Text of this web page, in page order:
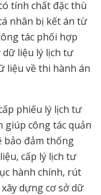
tính chất đặc thù
nhân bị kết án từ
tác phối hợp
dữ liệu lý lịch tư
liệu về thi hành án
phiếu lý lịch tư
giúp công tác quản
bảo đảm thống
cấp lý lịch tư
hành chính, rút
dựng cơ sở dữ